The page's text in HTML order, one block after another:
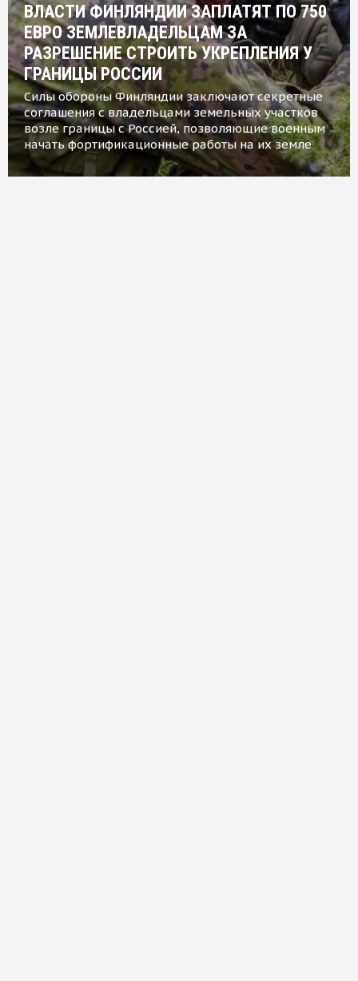
ВЛАСТИ ФИНЛЯНДИИ ЗАПЛАТЯТ ПО 750
ЕВРО ЗЕМЛЕВЛАДЕЛЬЦАМ ЗА
РАЗРЕШЕНИЕ СТРОИТЬ УКРЕПЛЕНИЯ У
ГРАНИЦЫ РОССИИ
Силы обороны Финляндии заключают секретные
соглашения с владельцами земельных участков
возле границы с Россией, позволяющие военным
начать фортификационные работы на их земле